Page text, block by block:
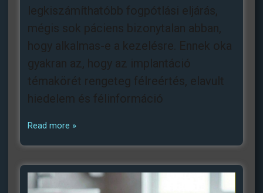
legkiszámíthatóbb fogpótlási eljárás,
mégis sok páciens bizonytalan abban,
hogy alkalmas-e a kezelésre. Ennek oka
gyakran az, hogy az implantáció
témakörét rengeteg félreértés, elavult
hiedelem és félinformáció
Read more »